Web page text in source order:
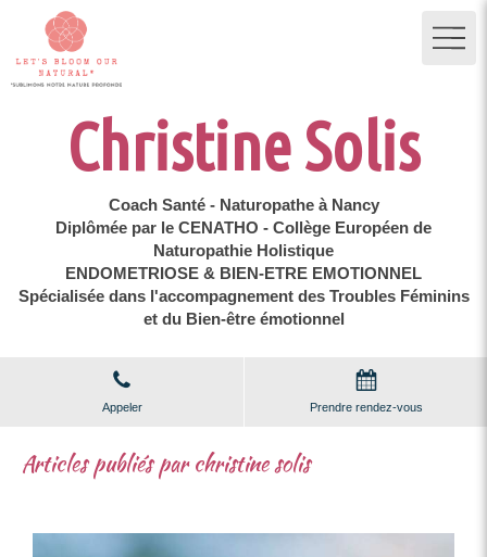
Christine Solis
Coach Santé - Naturopathe à Nancy
Diplômée par le CENATHO - Collège Européen de
Naturopathie Holistique
ENDOMETRIOSE & BIEN-ETRE EMOTIONNEL
Spécialisée dans l'accompagnement des Troubles Féminins
et du Bien-être émotionnel
Appeler Prendre rendez-vous
Articles publiés par christine solis